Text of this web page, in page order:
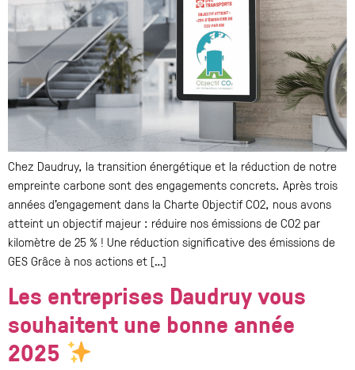
Chez Daudruy, la transition énergétique et la réduction de notre
empreinte carbone sont des engagements concrets. Après trois
années d’engagement dans la Charte Objectif CO2, nous avons
atteint un objectif majeur : réduire nos émissions de CO2 par
kilomètre de 25 % ! Une réduction significative des émissions de
GES Grâce à nos actions et […]
Les entreprises Daudruy vous
souhaitent une bonne année
2025